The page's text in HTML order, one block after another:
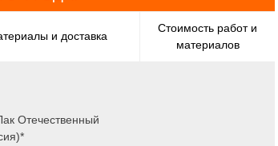
и доставка
Стоимость работ и
материалов
Отечественный